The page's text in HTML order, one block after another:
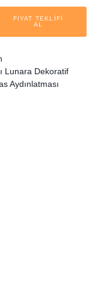
FİYAT TEKLİFİ
AL
Lunara Dekoratif
Aydınlatması